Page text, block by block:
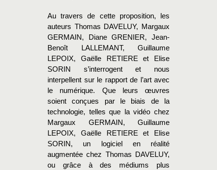
Au travers de cette proposition, les
auteurs Thomas DAVELUY, Margaux
GERMAIN, Diane GRENIER, Jean-
Benoît LALLEMANT, Guillaume
LEPOIX, Gaëlle RETIERE et Elise
SORIN s’interrogent et nous
interpellent sur le rapport de l’art avec
le numérique. Que leurs œuvres
soient conçues par le biais de la
technologie, telles que la vidéo chez
Margaux GERMAIN, Guillaume
LEPOIX, Gaëlle RETIERE et Elise
SORIN, un logiciel en réalité
augmentée chez Thomas DAVELUY,
ou grâce à des médiums plus